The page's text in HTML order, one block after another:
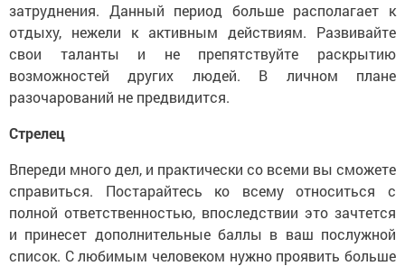
затруднения. Данный период больше располагает к
отдыху, нежели к активным действиям. Развивайте
свои таланты и не препятствуйте раскрытию
возможностей других людей. В личном плане
разочарований не предвидится.
Стрелец
Впереди много дел, и практически со всеми вы сможете
справиться. Постарайтесь ко всему относиться с
полной ответственностью, впоследствии это зачтется
и принесет дополнительные баллы в ваш послужной
список. С любимым человеком нужно проявить больше